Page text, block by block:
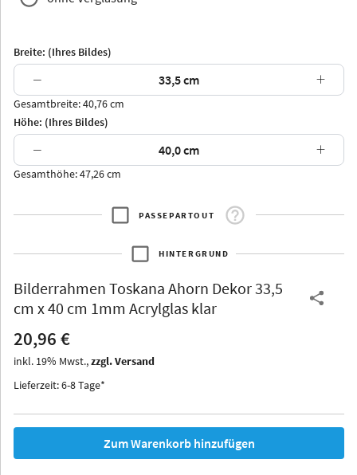
Arran Luzern
Thurgau
Iowa
Breite: (Ihres Bildes)
− +
Gesamtbreite: 40,76 cm
Höhe: (Ihres Bildes)
− +
Gesamthöhe: 47,26 cm
PASSEPARTOUT
HINTERGRUND
Bilderrahmen Toskana Ahorn Dekor 33,5
cm x 40 cm 1mm Acrylglas klar
20,96 €
inkl. 19% Mwst.,zzgl. Versand
Lieferzeit: 6-8 Tage*
Zum Warenkorb hinzufügen